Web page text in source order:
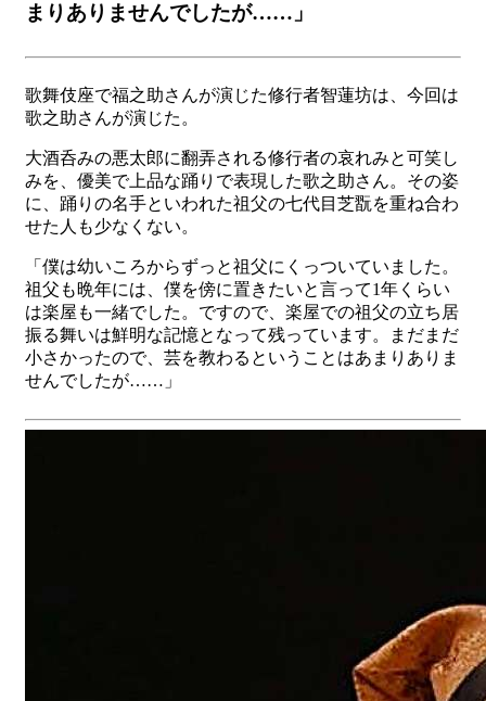
まりありませんでしたが……」
歌舞伎座で福之助さんが演じた修行者智蓮坊は、今回は
歌之助さんが演じた。
大酒呑みの悪太郎に翻弄される修行者の哀れみと可笑し
みを、優美で上品な踊りで表現した歌之助さん。その姿
に、踊りの名手といわれた祖父の七代目芝翫を重ね合わ
せた人も少なくない。
「僕は幼いころからずっと祖父にくっついていました。
祖父も晩年には、僕を傍に置きたいと言って1年くらい
は楽屋も一緒でした。ですので、楽屋での祖父の立ち居
振る舞いは鮮明な記憶となって残っています。まだまだ
小さかったので、芸を教わるということはあまりありま
せんでしたが……」